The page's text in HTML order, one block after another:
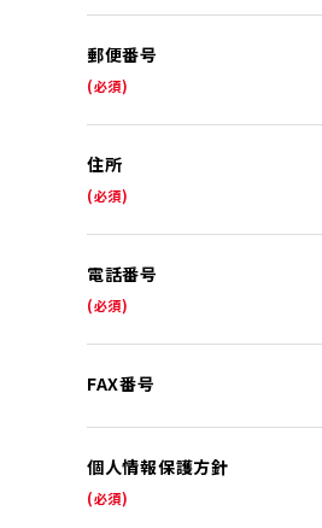
郵便番号
(必須)
住所
(必須)
電話番号
(必須)
FAX番号
個人情報保護方針
(必須)